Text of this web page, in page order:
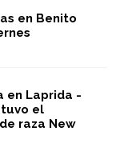
en Benito
en Laprida -
el
raza New